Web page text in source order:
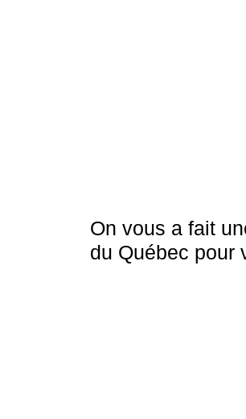
On vous a fait
du Québec pour